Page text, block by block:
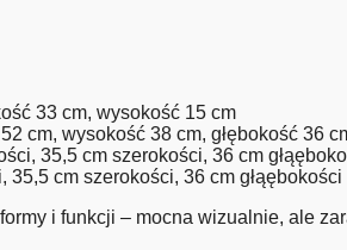
33 cm, wysokość 15 cm
cm, wysokość 38 cm, głębokość 36
35,5 cm szerokości, 36 cm
cm szerokości, 36 cm głąębokości
i funkcji – mocna wizualnie, ale